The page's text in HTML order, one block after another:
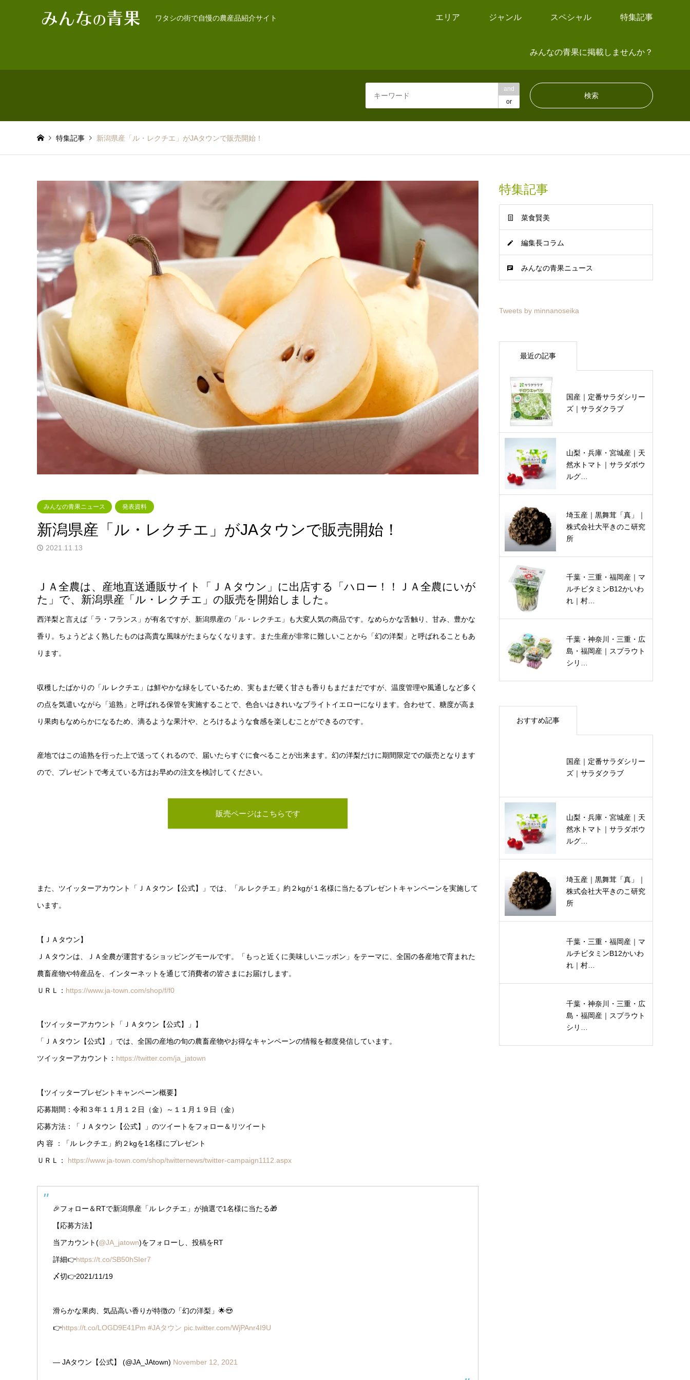
ワタシの街で自慢の農産品紹介サイト エリア ジャンル スペシャル 特集記事
みんなの青果に掲載しませんか？
and
or
特集記事 新潟県産「ル・レクチエ」がJAタウンで販売開始！
みんなの青果ニュース 発表資料
新潟県産「ル・レクチエ」がJAタウンで販売開始！
2021.11.13
ＪＡ全農は、産地直送通販サイト「ＪＡタウン」に出店する「ハロー！！ＪＡ全農にいが
た」で、新潟県産「ル・レクチエ」の販売を開始しました。
西洋梨と言えば「ラ・フランス」が有名ですが、新潟県産の「ル・レクチエ」も大変人気の商品です。なめらかな舌触り、甘み、豊かな
香り。ちょうどよく熟したものは高貴な風味がたまらなくなります。また生産が非常に難しいことから「幻の洋梨」と呼ばれることもあ
ります。
収穫したばかりの「ル レクチエ」は鮮やかな緑をしているため、実もまだ硬く甘さも香りもまだまだですが、温度管理や風通しなど多く
の点を気遣いながら「追熟」と呼ばれる保管を実施することで、色合いはきれいなブライトイエローになります。合わせて、糖度が高ま
り果肉もなめらかになるため、滴るような果汁や、とろけるような食感を楽しむことができるのです。
産地ではこの追熟を行った上で送ってくれるので、届いたらすぐに食べることが出来ます。幻の洋梨だけに期間限定での販売となります
ので、プレゼントで考えている方はお早めの注文を検討してください。
販売ページはこちらです
また、ツイッターアカウント「ＪＡタウン【公式】」では、「ル レクチエ」約２kgが１名様に当たるプレゼントキャンペーンを実施して
います。
【ＪＡタウン】
ＪＡタウンは、ＪＡ全農が運営するショッピングモールです。「もっと近くに美味しいニッポン」をテーマに、全国の各産地で育まれた
農畜産物や特産品を、インターネットを通じて消費者の皆さまにお届けします。
ＵＲＬ： https://www.ja-town.com/shop/f/f0
【ツイッターアカウント「ＪＡタウン【公式】」】
「ＪＡタウン【公式】」では、全国の産地の旬の農畜産物やお得なキャンペーンの情報を都度発信しています。
ツイッターアカウント： https://twitter.com/ja_jatown
【ツイッタープレゼントキャンペーン概要】
応募期間：令和３年１１月１２日（金）～１１月１９日（金）
応募方法：「ＪＡタウン【公式】」のツイートをフォロー＆リツイート
内 容 ：「ル レクチエ」約２kgを1名様にプレゼント
ＵＲＬ： https://www.ja-town.com/shop/twitternews/twitter-campaign1112.aspx
🎉フォロー＆RTで新潟県産「ル レクチエ」が抽選で1名様に当たる🎁
【応募方法】
当アカウント(@JA_jatown)をフォローし、投稿をRT
詳細👉https://t.co/SB50hSIer7
〆切👉2021/11/19
滑らかな果肉、気品高い香りが特徴の「幻の洋梨」🌟😍
👉https://t.co/LOGD9E41Pm #JAタウン pic.twitter.com/WjPAnr4I9U
— JAタウン【公式】 (@JA_JAtown) November 12, 2021
特集記事
菜食賢美
編集長コラム
みんなの青果ニュース
Tweets by minnanoseika
最近の記事
国産｜定番サラダシリー
ズ｜サラダクラブ
山梨・兵庫・宮城産｜天
然水トマト｜サラダボウ
ルグ…
埼玉産｜黒舞茸「真」｜
株式会社大平きのこ研究
所
千葉・三重・福岡産｜マ
ルチビタミンB12かいわ
れ｜村…
千葉・神奈川・三重・広
島・福岡産｜スプラウト
シリ…
おすすめ記事
国産｜定番サラダシリー
ズ｜サラダクラブ
山梨・兵庫・宮城産｜天
然水トマト｜サラダボウ
ルグ…
埼玉産｜黒舞茸「真」｜
株式会社大平きのこ研究
所
千葉・三重・福岡産｜マ
ルチビタミンB12かいわ
れ｜村…
千葉・神奈川・三重・広
島・福岡産｜スプラウト
シリ…